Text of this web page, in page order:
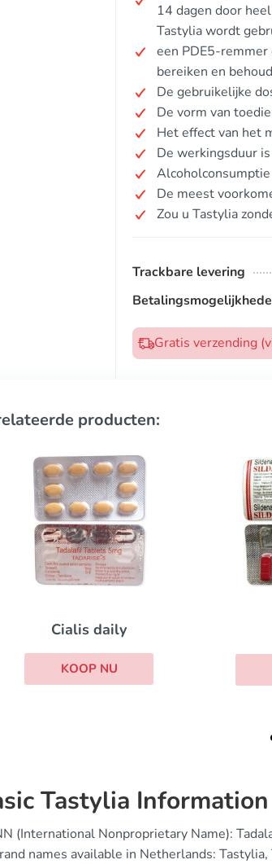
14 dagen door
Tastylia wordt
een PDE5-
bereiken en
De gebruikelijke
De vorm van
Het effect van het
De werkingsduur
De meest
Zou u Tastylia
Trackbare levering
Gratis verzending
producten:
Sildalis
KOOP NU
Tastylia Information
(International Nonproprietary Name):
names available in Netherlands: